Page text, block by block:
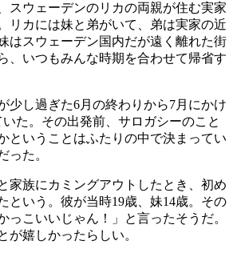
スウェーデンのリカの両親が住む実家
リカには妹と弟がいて、弟は実家の近
はスウェーデン国内だが遠く離れた街
、いつもみんな時期を合わせて帰省す
少し過ぎた6月の終わりから7月にかけ
た。その出発前、サロガシーのこと
ということはふたりの中で決まってい
った。
家族にカミングアウトしたとき、初め
という。彼が当時19歳、妹14歳。その
っこいいじゃん！」と言ったそうだ。
が嬉しかったらしい。